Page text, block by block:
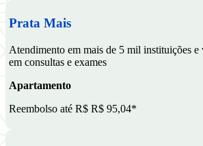
Prata Mais
Atendimento em mais de 5 mil instituições e
em consultas e exames
Apartamento
Reembolso até R$ R$ 95,04*